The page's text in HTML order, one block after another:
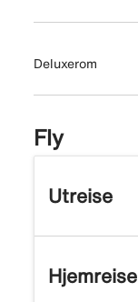
Deluxerom
Fly
Utreise
Hjemreise